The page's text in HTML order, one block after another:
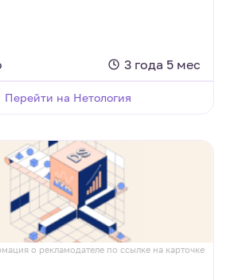
3 года 5 мес
Перейти на Нетология
о рекламодателе по ссылке на карточке